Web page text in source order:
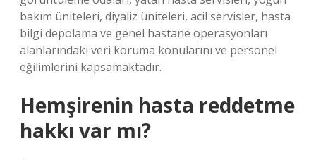
bakım üniteleri, diyaliz üniteleri, acil servisler, hasta
bilgi depolama ve genel hastane operasyonları
alanlarındaki veri koruma konularını ve personel
eğilimlerini kapsamaktadır.
Hemşirenin hasta reddetme
hakkı var mı?